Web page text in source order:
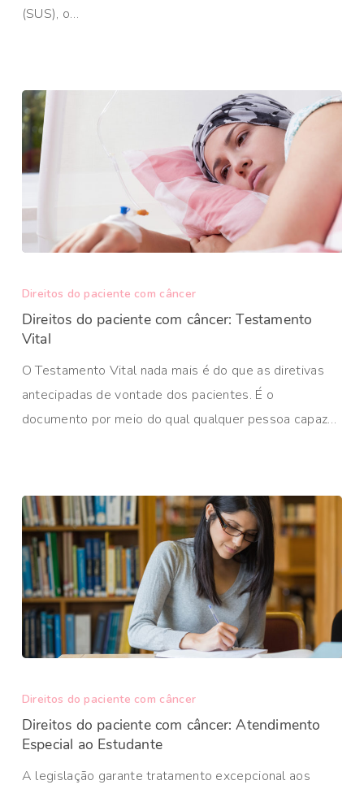
(SUS), o…
Direitos do paciente com câncer
Direitos do paciente com câncer: Testamento
Vital
O Testamento Vital nada mais é do que as diretivas
antecipadas de vontade dos pacientes. É o
documento por meio do qual qualquer pessoa capaz…
Direitos do paciente com câncer
Direitos do paciente com câncer: Atendimento
Especial ao Estudante
A legislação garante tratamento excepcional aos